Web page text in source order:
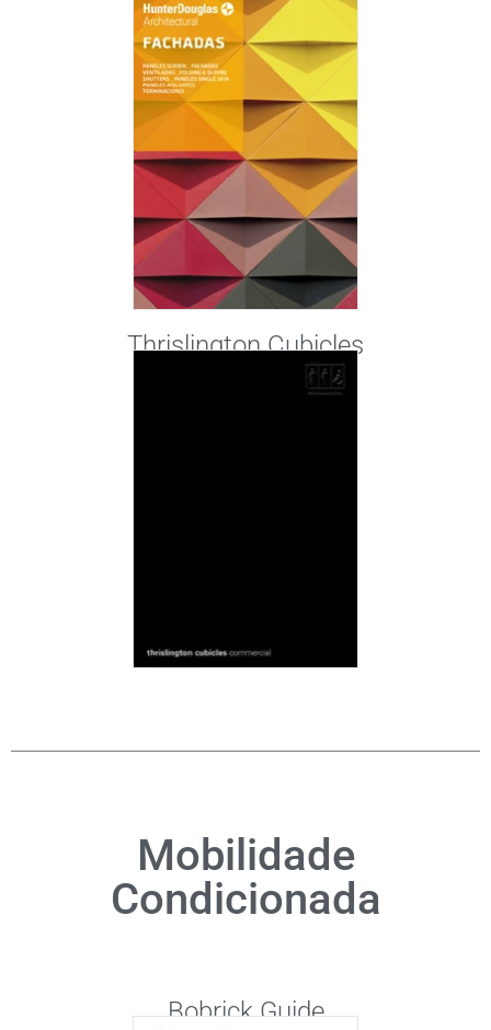
Thrislington Cubicles
Mobilidade
Condicionada
Bobrick Guide